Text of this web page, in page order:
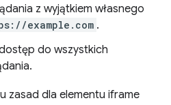
z wyjątkiem własnego
example.com .
do wszystkich
zasad dla elementu iframe